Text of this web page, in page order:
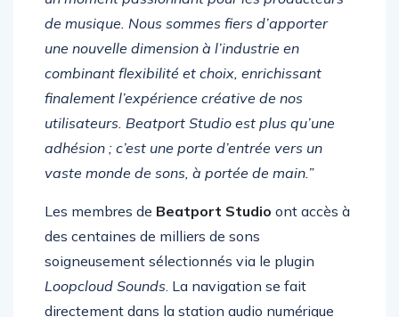
un moment passionnant pour les producteurs
de musique. Nous sommes fiers d’apporter
une nouvelle dimension à l’industrie en
combinant flexibilité et choix, enrichissant
finalement l’expérience créative de nos
utilisateurs. Beatport Studio est plus qu’une
adhésion ; c’est une porte d’entrée vers un
Les membres de Beatport Studio
des centaines de milliers de sons
soigneusement sélectionnés via le plugin
Loopcloud Sounds. La navigation se fait